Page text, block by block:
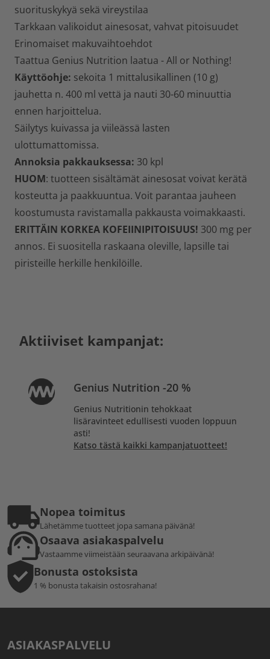
suorituskykyä sekä vireystilaa
Tarkkaan valikoidut ainesosat, vahvat pitoisuudet
Erinomaiset makuvaihtoehdot
Taattua Genius Nutrition laatua - All or Nothing!
Käyttöohje: sekoita 1 mittalusikallinen (10 g)
jauhetta n. 400 ml vettä ja nauti 30-60 minuuttia
ennen harjoittelua.
Säilytys kuivassa ja viileässä lasten
ulottumattomissa.
Annoksia pakkauksessa: 30 kpl
HUOM: tuotteen sisältämät ainesosat voivat kerätä
kosteutta ja paakkuuntua. Voit parantaa jauheen
koostumusta ravistamalla pakkausta voimakkaasti.
ERITTÄIN KORKEA KOFEIINIPITOISUUS! 300 mg per
annos. Ei suositella raskaana oleville, lapsille tai
piristeille herkille henkilöille.
Aktiiviset kampanjat:
Genius Nutrition -20 %
Genius Nutritionin tehokkaat
lisäravinteet edullisesti vuoden loppuun
asti!
Katso tästä kaikki kampanjatuotteet!
Nopea toimitus
Lähetämme tuotteet jopa samana päivänä!
Osaava asiakaspalvelu
Vastaamme viimeistään seuraavana arkipäivänä!
Bonusta ostoksista
1 % bonusta takaisin ostosrahana!
ASIAKASPALVELU